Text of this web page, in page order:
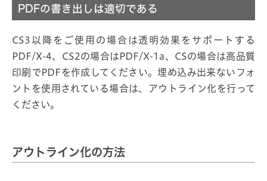
PDFの書き出しは適切である
CS3以降をご使用の場合は透明効果をサポートする
PDF/X-4、CS2の場合はPDF/X-1a、CSの場合は高品質
印刷でPDFを作成してください。埋め込み出来ないフォ
ントを使用されている場合は、アウトライン化を行って
ください。
アウトライン化の方法